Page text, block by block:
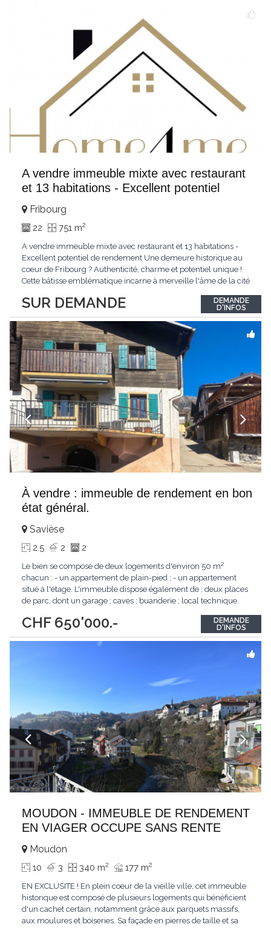
A vendre immeuble mixte avec restaurant
et 13 habitations - Excellent potentiel
SUR DEMANDE
Fribourg
22 751 m2
A vendre immeuble mixte avec restaurant et 13 habitations -
Excellent potentiel de rendement Une demeure historique au
coeur de Fribourg ? Authenticité, charme et potentiel unique !
Cette bâtisse emblématique incarne à merveille l'âme de la cité
avec finesse le charme du passé et le confort d'aujourd'hui.
Nichée au coeur...
DEMANDE
D'INFOS
À vendre : immeuble de rendement en bon
état général.
CHF 650'000.-
Savièse
2.5 2 2
Le bien se compose de deux logements d'environ 50 m²
chacun : - un appartement de plain-pied ; - un appartement
situé à l'étage. L'immeuble dispose également de : deux places
de parc, dont un garage ; caves ; buanderie ; local technique.
logement situé à l'étage, avec notamment la réfection du
carrelage. État locatif potentiel...
DEMANDE
D'INFOS
MOUDON - IMMEUBLE DE RENDEMENT
EN VIAGER OCCUPE SANS RENTE
Moudon
10 3 340 m2 177 m2
EN EXCLUSITE ! En plein coeur de la vieille ville, cet immeuble
historique est composé de plusieurs logements qui bénéficient
d'un cachet certain, notamment grâce aux parquets massifs,
aux moulures et boiseries. Sa façade en pierres de taille et sa